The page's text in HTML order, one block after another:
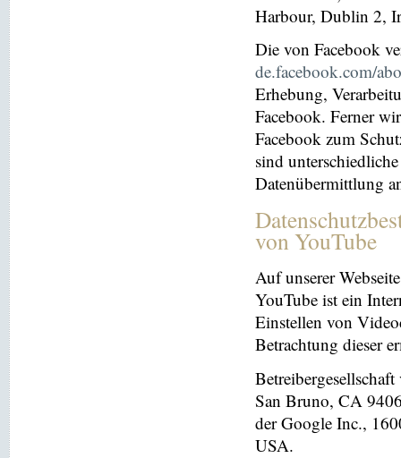
Harbour, Dublin 2,
Die von Facebook
de.facebook.com/
Erhebung,
Facebook. Ferner
Facebook zum
sind
Datenübermittlung
von YouTube
Auf unserer
YouTube ist ein
Einstellen von
Betrachtung dieser
San Bruno, CA
der Google Inc.,
USA.